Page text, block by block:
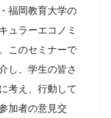
福岡教育大学の
ュラーエコノミ
このセミナーで
し、学生の皆さ
考え、行動して
加者の意見交